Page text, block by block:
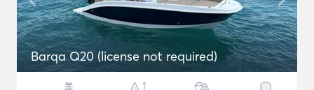
Barqa Q20 (license not required)